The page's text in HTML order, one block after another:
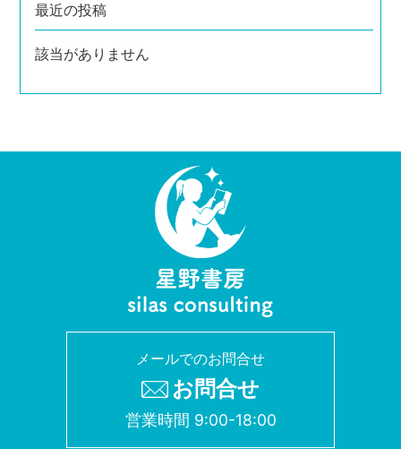
最近の投稿
該当がありません
メールでのお問合せ
お問合せ
営業時間 9:00-18:00